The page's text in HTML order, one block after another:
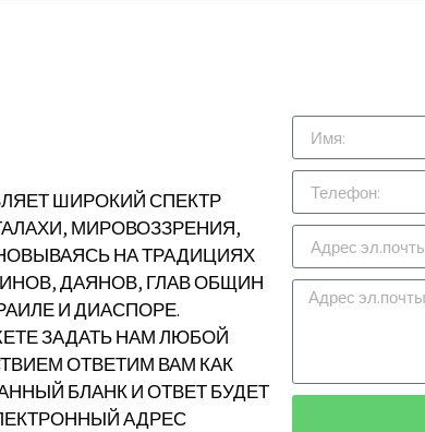
ШИРОКИЙ СПЕКТР
МИРОВОЗЗРЕНИЯ,
НА ТРАДИЦИЯХ
ДАЯНОВ, ГЛАВ ОБЩИН
И ДИАСПОРЕ.
ЗАДАТЬ НАМ ЛЮБОЙ
ОТВЕТИМ ВАМ КАК
БЛАНК И ОТВЕТ БУДЕТ
АДРЕС